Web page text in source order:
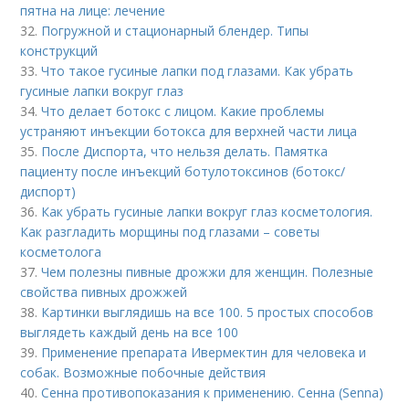
пятна на лице: лечение
32. Погружной и стационарный блендер. Типы
конструкций
33.Что такое гусиные лапки под глазами. Как убрать
гусиные лапки вокруг глаз
34.Что делает ботокс с лицом. Какие проблемы
устраняют инъекции ботокса для верхней части лица
35. После Диспорта, что нельзя делать. Памятка
пациенту после инъекций ботулотоксинов (ботокс/
диспорт)
36. Как убрать гусиные лапки вокруг глаз косметология.
Как разгладить морщины под глазами – советы
косметолога
37.Чем полезны пивные дрожжи для женщин. Полезные
свойства пивных дрожжей
38. Картинки выглядишь на все 100. 5 простых способов
выглядеть каждый день на все 100
39. Применение препарата Ивермектин для человека и
собак. Возможные побочные действия
40.Сенна противопоказания к применению. Сенна (Senna)